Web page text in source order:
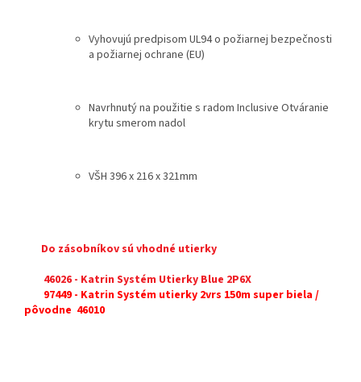
Vyhovujú predpisom UL94 o požiarnej bezpečnosti
a požiarnej ochrane (EU)
Navrhnutý na použitie s radom Inclusive Otváranie
krytu smerom nadol
VŠH 396 x 216 x 321mm
Do zásobníkov sú vhodné utierky
46026 - Katrin Systém Utierky Blue 2P6X
97449 - Katrin Systém utierky 2vrs 150m super biela /
pôvodne 46010